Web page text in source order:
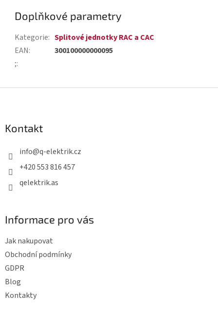
Doplňkové parametry
Kategorie: Splitové jednotky RAC a CAC
EAN:
300100000000095
;:
p
aKontakt
info@q-elektrik.cz
+420 553 816 457
qelektrik.as
Informace pro vás
Jak nakupovat
Obchodní podmínky
GDPR
Blog
Kontakty